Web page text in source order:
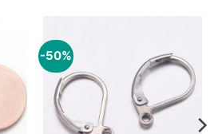
-50%